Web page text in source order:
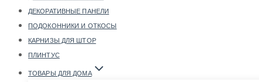
ДЕКОРАТИВНЫЕ ПАНЕЛИ
ПОДОКОННИКИ И ОТКОСЫ
КАРНИЗЫ ДЛЯ ШТОР
ПЛИНТУС
ТОВАРЫ ДЛЯ ДОМА